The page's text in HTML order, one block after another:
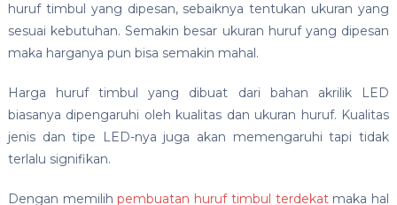
huruf timbul yang dipesan, sebaiknya tentukan ukuran yang
sesuai kebutuhan. Semakin besar ukuran huruf yang dipesan
maka harganya pun bisa semakin mahal.
Harga huruf timbul yang dibuat dari bahan akrilik LED
biasanya dipengaruhi oleh kualitas dan ukuran huruf. Kualitas
jenis dan tipe LED-nya juga akan memengaruhi tapi tidak
terlalu signifikan.
Dengan memilihpembuatan huruf timbul terdekatmaka hal